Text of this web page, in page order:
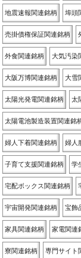
地震速報関連銘柄 埠頭
売掛債権保証関連銘柄
外食関連銘柄 大気汚染
大阪万博関連銘柄 大雪
太陽光発電関連銘柄 太
太陽電池製造装置関連銘
婦人下着関連銘柄 婦人
子育て支援関連銘柄 学
宅配ボックス関連銘柄
宇宙開発関連銘柄 宝飾
家具関連銘柄 家電関連
寮関連銘柄 専門サイト